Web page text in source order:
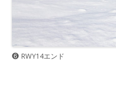
❻ RWY14エンド